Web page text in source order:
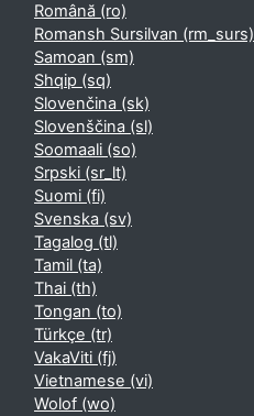
Română ‎(ro)‎
Romansh Sursilvan ‎(rm_surs)‎
Samoan ‎(sm)‎
Shqip ‎(sq)‎
Slovenčina ‎(sk)‎
Slovenščina ‎(sl)‎
Soomaali ‎(so)‎
Srpski ‎(sr_lt)‎
Suomi ‎(fi)‎
Svenska ‎(sv)‎
Tagalog ‎(tl)‎
Tamil ‎(ta)‎
Thai ‎(th)‎
Tongan ‎(to)‎
Türkçe ‎(tr)‎
VakaViti ‎(fj)‎
Vietnamese ‎(vi)‎
Wolof ‎(wo)‎